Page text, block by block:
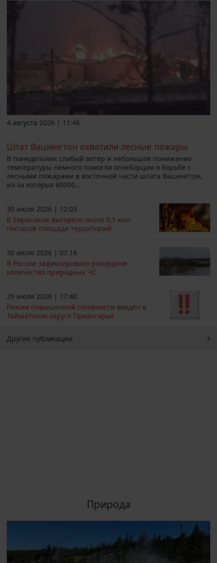
4 августа 2026 | 11:46
Штат Вашингтон охватили лесные пожары
В понедельник слабый ветер и небольшое понижение
температуры немного помогли огнеборцам в борьбе с
лесными пожарами в восточной части штата Вашингтон,
из-за которых 60000...
30 июля 2026 | 12:03
В Евросоюзе выгорело около 0,5 млн
гектаров площади территорий
30 июля 2026 | 07:16
В России зафиксировало рекордное
количество природных ЧС
29 июля 2026 | 17:40
Режим повышенной готовности введён в
Тайшетском округе Приангарья
Другие публикации
Природа